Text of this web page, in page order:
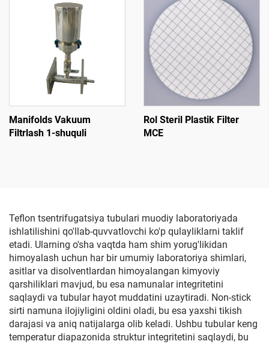
Manifolds Vakuum
Filtrlash 1-shuquli
Rol Steril Plastik Filter
MCE
Teflon tsentrifugatsiya tubulari muodiy laboratoriyada
ishlatilishini qo'llab-quvvatlovchi ko'p qulayliklarni taklif
etadi. Ularning o'sha vaqtda ham shim yorug'likidan
himoyalash uchun har bir umumiy laboratoriya shimlari,
asitlar va disolventlardan himoyalangan kimyoviy
qarshiliklari mavjud, bu esa namunalar integritetini
saqlaydi va tubular hayot muddatini uzaytiradi. Non-stick
sirti namuna ilojiyligini oldini oladi, bu esa yaxshi tikish
darajasi va aniq natijalarga olib keladi. Ushbu tubular keng
temperatur diapazonida struktur integritetini saqlaydi, bu